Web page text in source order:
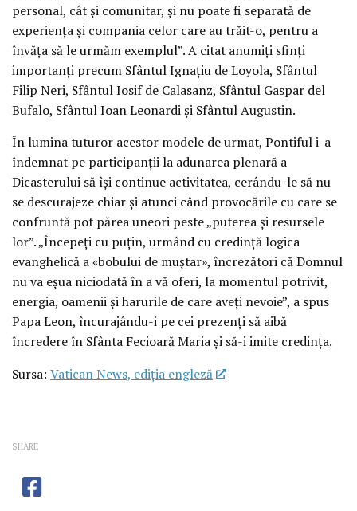
personal, cât și comunitar, și nu poate fi separată de
experiența și compania celor care au trăit-o, pentru a
învăța să le urmăm exemplul”. A citat anumiți sfinți
importanți precum Sfântul Ignațiu de Loyola, Sfântul
Filip Neri, Sfântul Iosif de Calasanz, Sfântul Gaspar del
Bufalo, Sfântul Ioan Leonardi și Sfântul Augustin.
În lumina tuturor acestor modele de urmat, Pontiful i-a
îndemnat pe participanții la adunarea plenară a
Dicasterului să își continue activitatea, cerându-le să nu
se descurajeze chiar și atunci când provocările cu care se
confruntă pot părea uneori peste „puterea și resursele
lor”. „Începeți cu puțin, urmând cu credință logica
evanghelică a «bobului de muștar», încrezători că Domnul
nu va eșua niciodată în a vă oferi, la momentul potrivit,
energia, oamenii și harurile de care aveți nevoie”, a spus
Papa Leon, încurajându-i pe cei prezenți să aibă
încredere în Sfânta Fecioară Maria și să-i imite credința.
Sursa: Vatican News, ediția engleză
SHARE